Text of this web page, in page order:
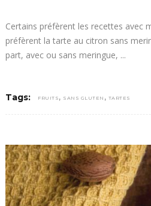
Certains préfèrent les recettes avec
préfèrent la tarte au citron sans
part, avec ou sans meringue,
Tags: FRUITS , SANS GLUTEN , TARTES